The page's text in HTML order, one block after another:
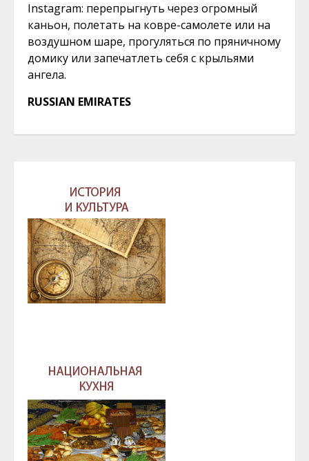
Instagram: перепрыгнуть через огромный
каньон, полетать на ковре-самолете или на
воздушном шаре, прогуляться по пряничному
домику или запечатлеть себя с крыльями
ангела.
RUSSIAN EMIRATES